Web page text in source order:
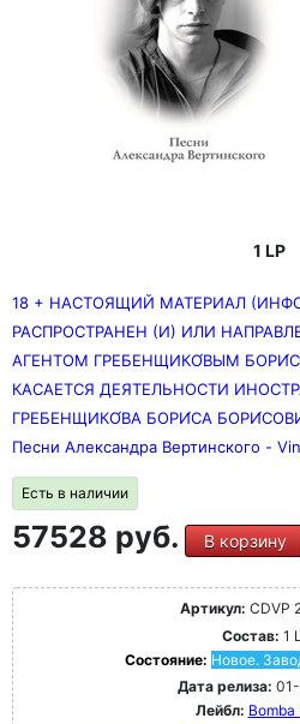
1 LP
18 + НАСТОЯЩИЙ МАТЕРИАЛ
РАСПРОСТРАНЕН (И) ИЛИ
АГЕНТОМ ГРЕБЕНЩИКО́ВЫМ
КАСАЕТСЯ ДЕЯТЕЛЬНОСТИ
ГРЕБЕНЩИКО́ВА БОРИ́СА
Песни Александра Вертинского -
Есть в наличии
57528 руб. В корзину
Артикул: CDVP
Состав: 1
Состояние: Новое.
Дата релиза:
Лейбл: Bomba